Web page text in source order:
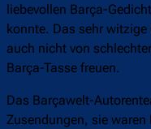
liebevollen Barça-
konnte. Das sehr witzige
auch nicht von
Barça-Tasse freuen.
Das Barçawelt-
Zusendungen, sie